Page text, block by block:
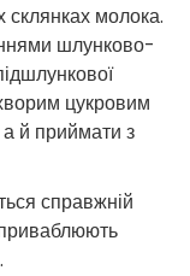
склянках молока.
шлунково-
цукровим
й приймати з
справжній